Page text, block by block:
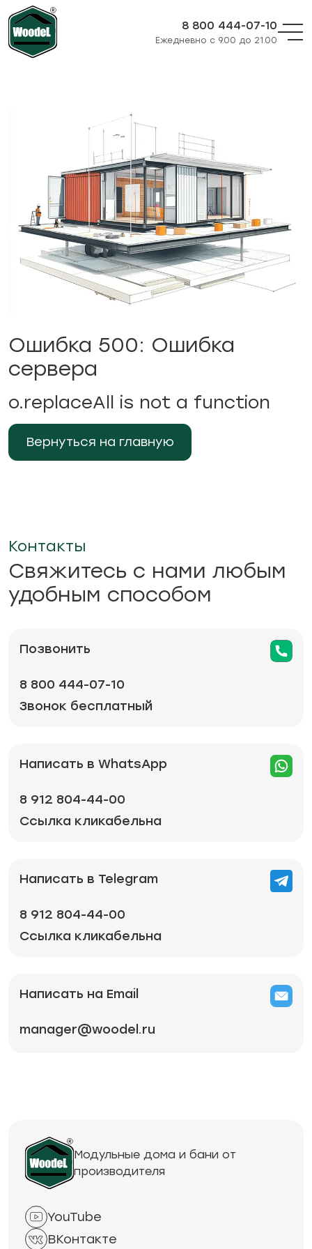
8 800 444-07-10
Ежедневно с 9.00 до 21.00
Ошибка 500: Ошибка
сервера
o.replaceAll is not a function
Вернуться на главную
Контакты
Свяжитесь с нами любым
удобным способом
Позвонить
8 800 444-07-10
Звонок бесплатный
Написать в WhatsApp
8 912 804-44-00
Ссылка кликабельна
Написать в Telegram
8 912 804-44-00
Ссылка кликабельна
Написать на Email
manager@woodel.ru
Модульные дома и бани от
производителя
YouTube
ВКонтакте